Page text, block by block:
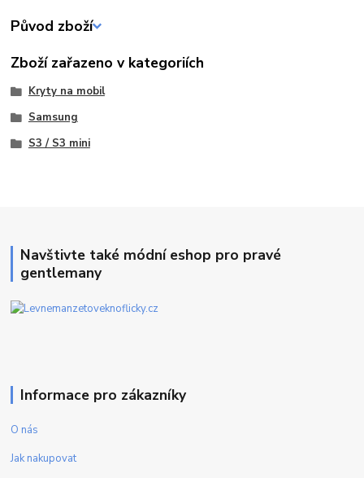
Původ zboží
Zboží zařazeno v kategoriích
Kryty na mobil
Samsung
S3 / S3 mini
Navštivte také módní eshop pro pravé
gentlemany
Informace pro zákazníky
O nás
Jak nakupovat